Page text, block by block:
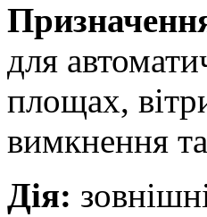
для
площах,
вимкнення
Дія: